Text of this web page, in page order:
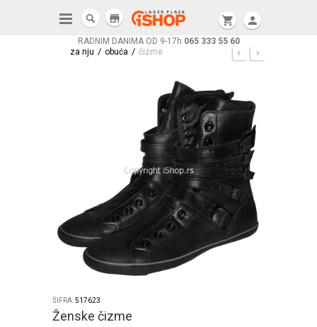
RADNIM DANIMA OD 9-17h 065 333 55 60
shopping_cart person
store
za nju / obuća / čizme
ŠIFRA:517623
Ženske čizme